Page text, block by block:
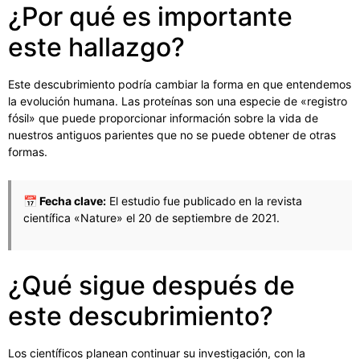
¿Por qué es importante
este hallazgo?
Este descubrimiento podría cambiar la forma en que entendemos
la evolución humana. Las proteínas son una especie de «registro
fósil» que puede proporcionar información sobre la vida de
nuestros antiguos parientes que no se puede obtener de otras
formas.
📅 Fecha clave: El estudio fue publicado en la revista
científica «Nature» el 20 de septiembre de 2021.
¿Qué sigue después de
este descubrimiento?
Los científicos planean continuar su investigación, con la